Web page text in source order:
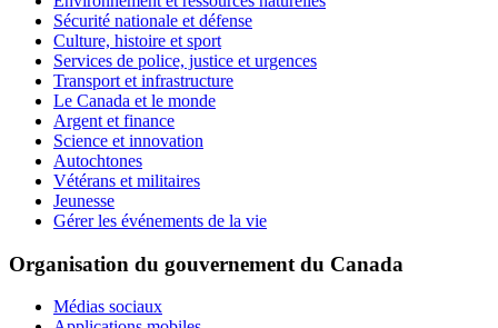
Sécurité nationale et défense
Culture, histoire et sport
Services de police, justice et urgences
Transport et infrastructure
Le Canada et le monde
Argent et finance
Science et innovation
Autochtones
Vétérans et militaires
Jeunesse
Gérer les événements de la vie
Organisation du gouvernement du Canada
Médias sociaux